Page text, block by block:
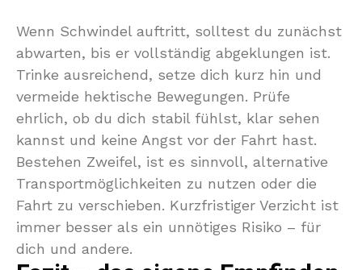
Wenn Schwindel auftritt, solltest du zunächst
abwarten, bis er vollständig abgeklungen ist.
Trinke ausreichend, setze dich kurz hin und
vermeide hektische Bewegungen. Prüfe
ehrlich, ob du dich stabil fühlst, klar sehen
kannst und keine Angst vor der Fahrt hast.
Bestehen Zweifel, ist es sinnvoll, alternative
Transportmöglichkeiten zu nutzen oder die
Fahrt zu verschieben. Kurzfristiger Verzicht ist
immer besser als ein unnötiges Risiko – für
dich und andere.